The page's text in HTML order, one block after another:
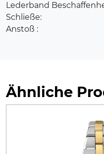
Lederband
Schließe:
Anstoß :
Ähnliche